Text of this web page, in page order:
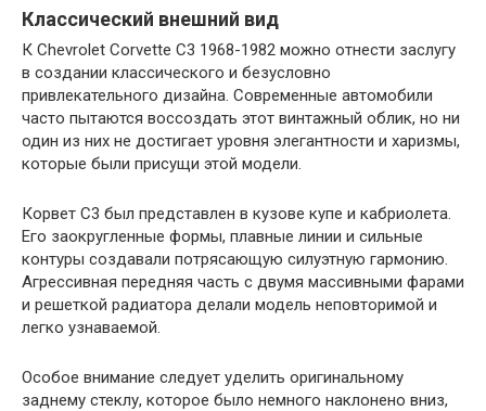
Классический внешний вид
К Chevrolet Corvette C3 1968-1982 можно отнести заслугу
в создании классического и безусловно
привлекательного дизайна. Современные автомобили
часто пытаются воссоздать этот винтажный облик, но ни
один из них не достигает уровня элегантности и харизмы,
которые были присущи этой модели.
Корвет C3 был представлен в кузове купе и кабриолета.
Его заокругленные формы, плавные линии и сильные
контуры создавали потрясающую силуэтную гармонию.
Агрессивная передняя часть с двумя массивными фарами
и решеткой радиатора делали модель неповторимой и
легко узнаваемой.
Особое внимание следует уделить оригинальному
заднему стеклу, которое было немного наклонено вниз,